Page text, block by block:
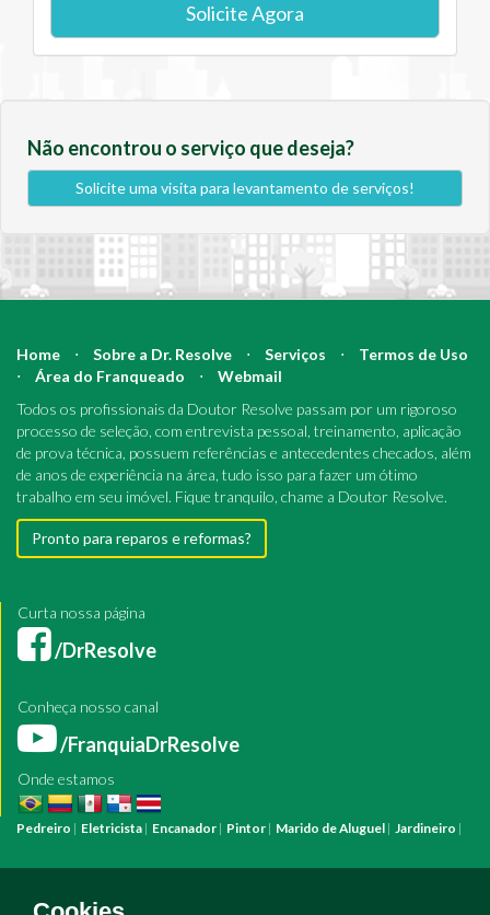
Solicite Agora
Não encontrou o serviço que deseja?
Solicite uma visita para levantamento de serviços!
Home ⋅ Sobre a Dr. Resolve ⋅ Serviços ⋅
Termos de Uso
⋅
Área do Franqueado ⋅
Webmail
Todos os profissionais da Doutor Resolve passam por um rigoroso
processo de seleção, com entrevista pessoal, treinamento, aplicação
de prova técnica, possuem referências e antecedentes checados, além
de anos de experiência na área, tudo isso para fazer um ótimo
trabalho em seu imóvel. Fique tranquilo, chame a Doutor Resolve.
Pronto para reparos e reformas?
Curta nossa página
/DrResolve
Conheça nosso canal
/FranquiaDrResolve
Onde estamos
Pedreiro | Eletricista | Encanador | Pintor | Marido de Aluguel | Jardineiro |
Bombeiro HidráulicoManutenção PredialManutenção Residencial